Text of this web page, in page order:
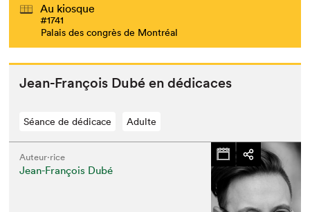
Au kiosque
#1741
Palais des congrès de Montréal
Jean-François Dubé en dédicaces
Séance de dédicace Adulte
Auteur·rice
Jean-François Dubé